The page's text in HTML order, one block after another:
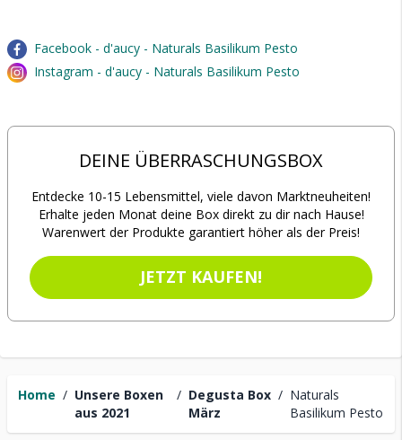
Home / Unsere Boxen
aus 2021
/ Degusta Box
März
/ Naturals
Basilikum Pesto
Facebook - d'aucy - Naturals Basilikum Pesto
Instagram - d'aucy - Naturals Basilikum Pesto
DEINE ÜBERRASCHUNGSBOX
Entdecke 10-15 Lebensmittel, viele davon Marktneuheiten!
Erhalte jeden Monat deine Box direkt zu dir nach Hause!
Warenwert der Produkte garantiert höher als der Preis!
JETZT KAUFEN!